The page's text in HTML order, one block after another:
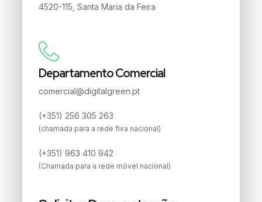
4520-115, Santa Maria da Feira
Departamento Comercial
comercial@digitalgreen.pt
(+351) 256 305 263
(chamada para a rede fixa nacional)
(+351) 963 410 942
(Chamada para a rede móvel nacional)